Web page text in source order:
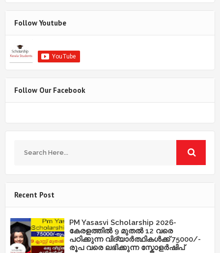
Follow Youtube
Follow Our Facebook
Recent Post
PM Yasasvi Scholarship 2026-
കേരളത്തിൽ 9 മുതൽ 12 വരെ
പഠിക്കുന്ന വിദ്യാർത്ഥികൾക്ക് 75000/-
രൂപ വരെ ലഭിക്കുന്ന സ്കോളർഷിപ്